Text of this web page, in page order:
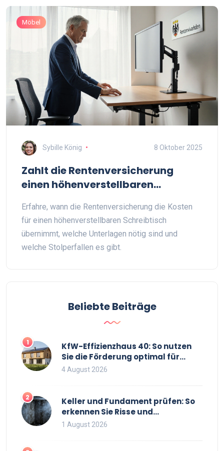
Möbel
Sybille König 8 Oktober 2025
Zahlt die Rentenversicherung
einen höhenverstellbaren
Praxis‑Tipps
Erfahre, wann die Rentenversicherung die Kosten
für einen höhenverstellbaren Schreibtisch
übernimmt, welche Unterlagen nötig sind und
welche Stolperfallen es gibt.
Beliebte Beiträge
1
KfW-Effizienzhaus 40: So nutzen
Sie die Förderung optimal für
Neubau und Sanierung
4 August 2026
2
Keller und Fundament prüfen: So
erkennen Sie Risse und
Feuchtigkeit bei
1 August 2026